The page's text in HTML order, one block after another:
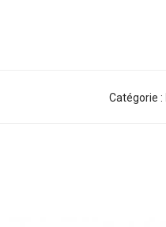
Catégorie :